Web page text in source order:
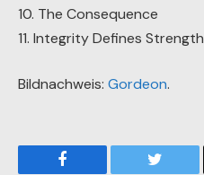
10. The Consequence
11. Integrity Defines Strength
Bildnachweis: Gordeon.